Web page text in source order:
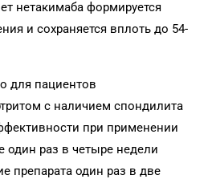
нетакимаба формируется
и сохраняется вплоть до 54-
для пациентов
с наличием спондилита
при применении
один раз в четыре недели
препарата один раз в две